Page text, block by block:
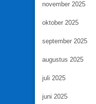
november 2025
oktober 2025
september 2025
augustus 2025
juli 2025
juni 2025